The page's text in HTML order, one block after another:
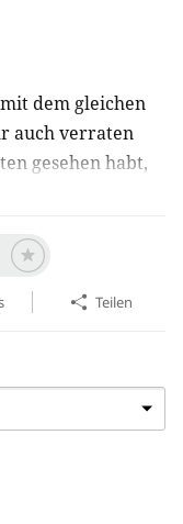
dem gleichen
auch verraten
gesehen habt,
zum
film-hast-
Teilen